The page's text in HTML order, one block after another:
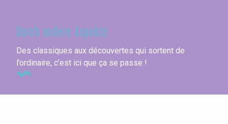
Durch andere Aspekte
Des classiques aux découvertes qui sortent de
l’ordinaire, c’est ici que ça se passe !